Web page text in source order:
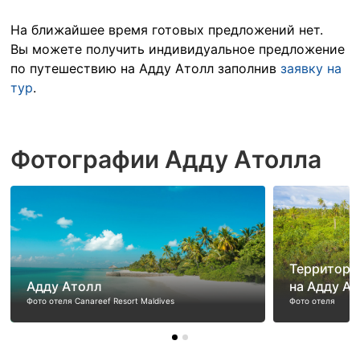
На ближайшее время готовых предложений нет.
Вы можете получить индивидуальное предложение
по путешествию на Адду Атолл заполнив заявку на
тур.
Фотографии Адду Атолла
Адду Атолл
Фото отеля Canareef Resort Maldives
на Адду
Фото отеля